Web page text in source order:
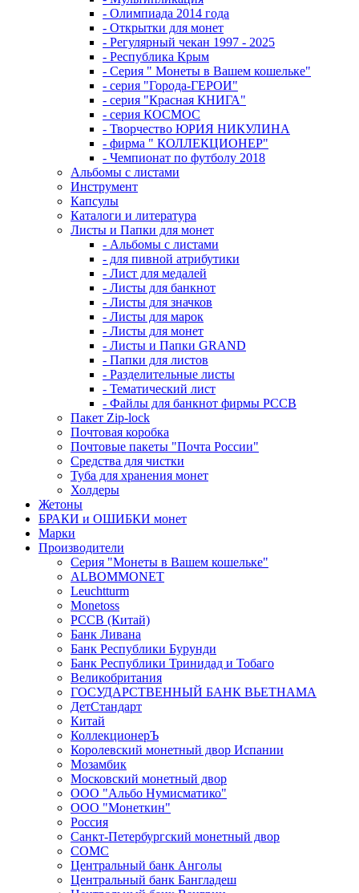
- Олимпиада 2014 года
- Открытки для монет
- Регулярный чекан 1997 - 2025
- Республика Крым
- Серия " Монеты в Вашем кошельке"
- серия "Города-ГЕРОИ"
- серия "Красная КНИГА"
- серия КОСМОС
- Творчество ЮРИЯ НИКУЛИНА
- фирма " КОЛЛЕКЦИОНЕР"
- Чемпионат по футболу 2018
Альбомы с листами
Инструмент
Капсулы
Каталоги и литература
Листы и Папки для монет
- Альбомы с листами
- для пивной атрибутики
- Лист для медалей
- Листы для банкнот
- Листы для значков
- Листы для марок
- Листы для монет
- Листы и Папки GRAND
- Папки для листов
- Разделительные листы
- Тематический лист
- Файлы для банкнот фирмы PCCB
Пакет Zip-lock
Почтовая коробка
Почтовые пакеты "Почта России"
Средства для чистки
Туба для хранения монет
Холдеры
Жетоны
БРАКИ и ОШИБКИ монет
Марки
Производители
Серия "Монеты в Вашем кошельке"
ALBOMMONET
Leuchtturm
Monetoss
PCCB (Китай)
Банк Ливана
Банк Республики Бурунди
Банк Республики Тринидад и Тобаго
Великобритания
ГОСУДАРСТВЕННЫЙ БАНК ВЬЕТНАМА
ДетСтандарт
Китай
КоллекционерЪ
Королевский монетный двор Испании
Мозамбик
Московский монетный двор
ООО "Альбо Нумисматико"
ООО "Монеткин"
Россия
Санкт-Петербургский монетный двор
СОМС
Центральный банк Анголы
Центральный банк Бангладеш